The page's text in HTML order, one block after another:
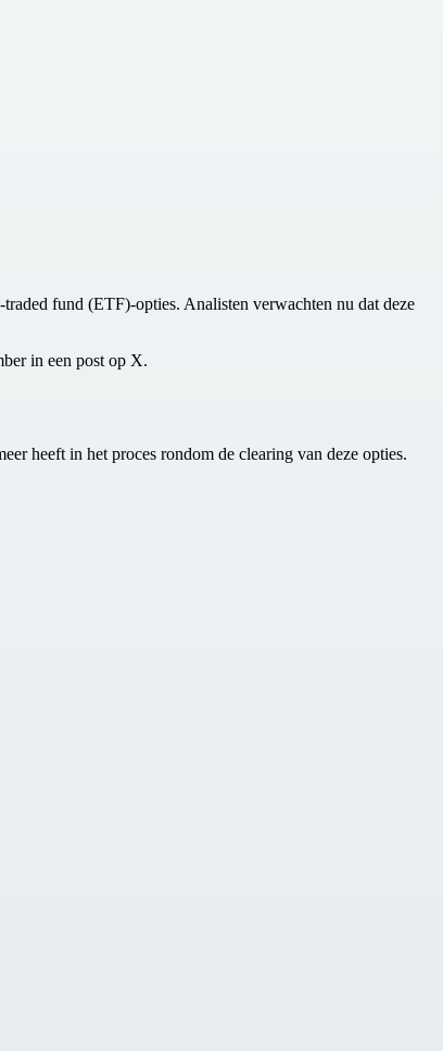
fund (ETF)-opties. Analisten verwachten nu dat deze
in een post op X.
heeft in het proces rondom de clearing van deze opties.